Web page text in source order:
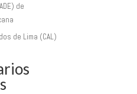
de
de Lima (CAL)